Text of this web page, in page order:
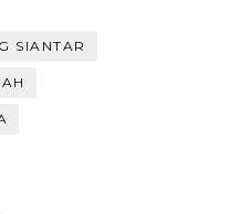
SIANTAR